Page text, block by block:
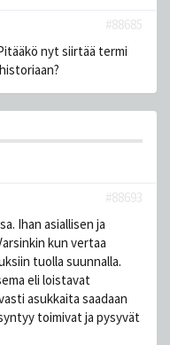
#88685
nyt siirtää termi
#88693
Ihan asiallisen ja
kun vertaa
tuolla suunnalla.
eli loistavat
asukkaita saadaan
toimivat ja pysyvät